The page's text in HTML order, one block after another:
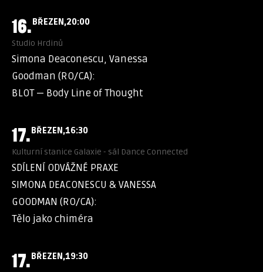
16.BŘEZEN 20:00
Studio Hrdinů
Simona Deaconescu, Vanessa
Goodman (RO/CA):
BLOT — Body Line of Thought
17.BŘEZEN 16:30
Kulturní stanice Galaxie - sál Dance Connected
SDÍLENÍ ODVÁŽNÉ PRAXE
SIMONA DEACONESCU & VANESSA
GOODMAN (RO/CA):
Tělo jako chiméra
17.BŘEZEN 19:30